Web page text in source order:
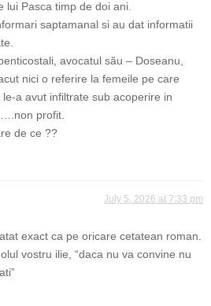
lui Pasca timp de doi ani.
saptamanal si au dat informatii
avocatul său – Doseanu,
nici o referire la femeile pe care
le-a avut infiltrate sub acoperire in
profit.
de ce ??
July 5, 2026 at 7:33 pm
exact ca pe oricare cetatean roman.
vostru ilie, “daca nu va convine nu